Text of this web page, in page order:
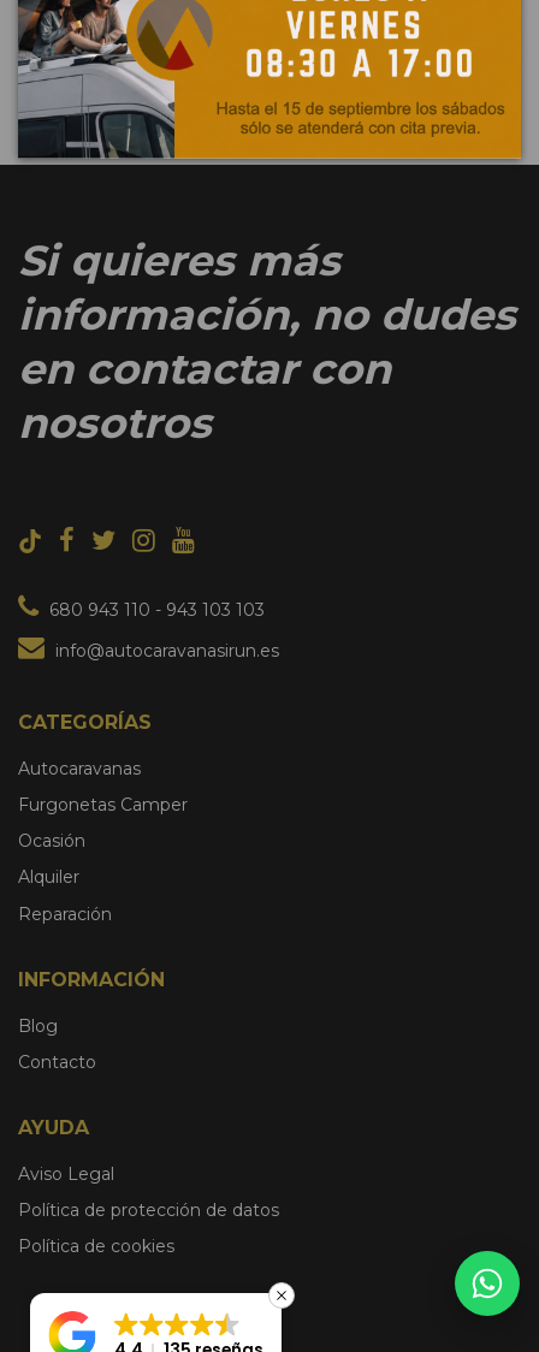
Facebook
Pinterest
Si quieres más
información, no dudes
en contactar con
nosotros
680 943 110 - 943 103 103
info@autocaravanasirun.es
CATEGORÍAS
Autocaravanas
Furgonetas Camper
Ocasión
Alquiler
Reparación
INFORMACIÓN
Blog
Contacto
AYUDA
Aviso Legal
Política de protección de datos
Política de cookies